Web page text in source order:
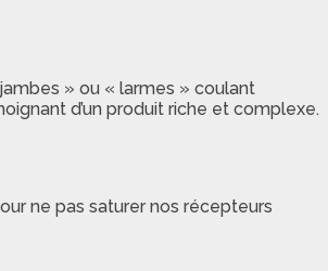
» ou « larmes » coulant
d’un produit riche et complexe.
ne pas saturer nos récepteurs